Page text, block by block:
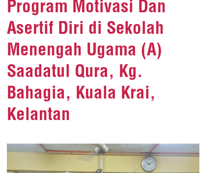
Program Motivasi Dan
Asertif Diri di Sekolah
Menengah Ugama (A)
Saadatul Qura, Kg.
Bahagia, Kuala Krai,
Kelantan